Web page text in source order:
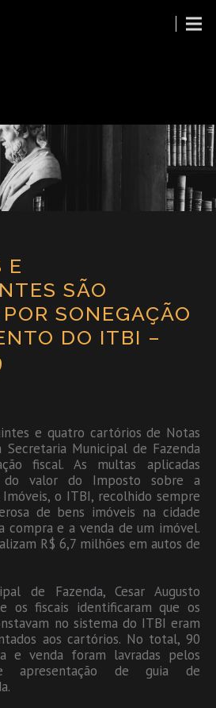
E
SÃO
SONEGAÇÃO
DO ITBI –
e quatro cartórios de Notas
Municipal de Fazenda
fiscal. As multas aplicadas
do valor do Imposto sobre a
Imóveis, o ITBI, recolhido sempre
de bens imóveis na cidade
compra e a venda de um imóvel.
R$ 6,7 milhões em autos de
de Fazenda, Cesar Augusto
os fiscais identificaram que os
no sistema do ITBI eram
aos cartórios. No total, 90
e venda foram lavradas pelos
apresentação de guia de